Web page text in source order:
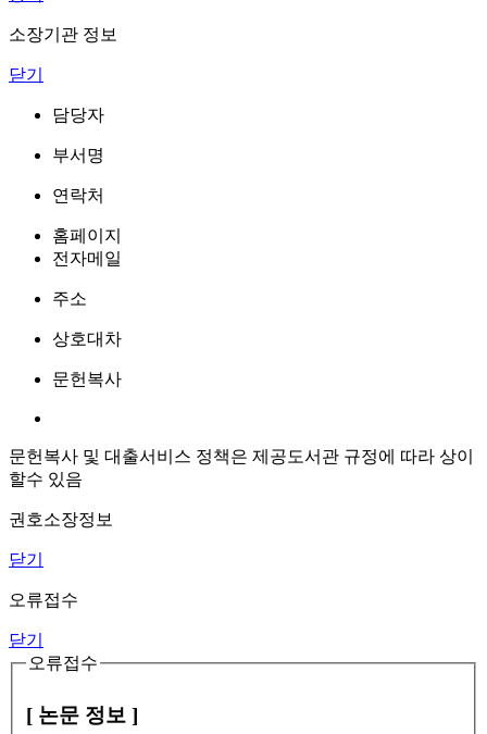
소장기관 정보
닫기
담당자
부서명
연락처
홈페이지
전자메일
주소
상호대차
문헌복사
문헌복사 및 대출서비스 정책은 제공도서관 규정에 따라 상이
할수 있음
권호소장정보
닫기
오류접수
닫기
오류접수
[ 논문 정보 ]